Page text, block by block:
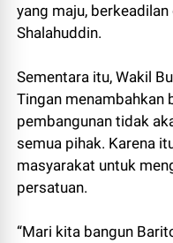
yang maju,
Shalahuddin.
Sementara itu, Wakil
Tingan menambahkan
pembangunan tidak
semua pihak. Karena
masyarakat untuk
persatuan.
“Mari kita bangun